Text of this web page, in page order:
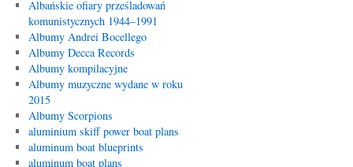
Albańskie ofiary prześladowań
komunistycznych 1944–1991
Albumy Andrei Bocellego
Albumy Decca Records
Albumy kompilacyjne
Albumy muzyczne wydane w roku
2015
Albumy Scorpions
aluminium skiff power boat plans
aluminum boat blueprints
aluminum boat plans